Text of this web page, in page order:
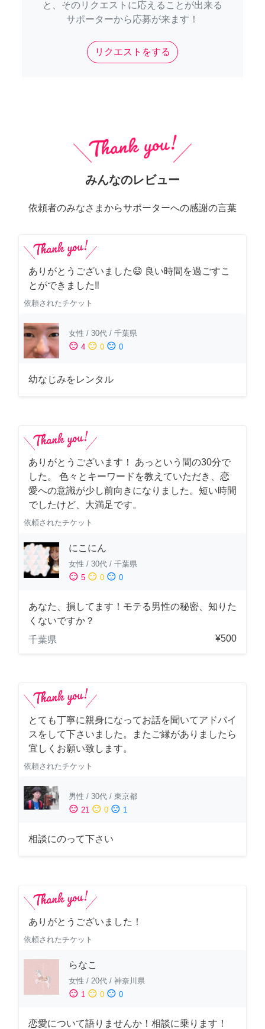
と、そのリクエストに応えることが出来る
サポーターから応募が来ます！
リクエストをする
みんなのレビュー
依頼者のみなさまからサポーターへの感謝の言葉
ありがとうございました😄 良い時間を過ごすこ
とができました‼️
依頼されたチケット
女性 / 30代 / 千葉県
sentiment_satisfied 4 sentiment_neutral 0 sentiment_dissatisfied 0
幼なじみをレンタル
ありがとうございます！ あっという間の30分で
した。 色々とキーワードを教えていただき、恋
愛への意識が少し前向きになりました。短い時間
でしたけど、大満足です。
依頼されたチケット
にこにん
女性 / 30代 / 千葉県
sentiment_satisfied 5 sentiment_neutral 0 sentiment_dissatisfied 0
あなた、損してます！モテる男性の秘密、知りた
くないですか？
千葉県
¥500
とても丁寧に親身になってお話を聞いてアドバイ
スをして下さいました。またご縁がありましたら
宜しくお願い致します。
依頼されたチケット
男性 / 30代 / 東京都
sentiment_satisfied 21 sentiment_neutral 0 sentiment_dissatisfied 1
相談にのって下さい
ありがとうございました！
依頼されたチケット
らなこ
女性 / 20代 / 神奈川県
sentiment_satisfied 1 sentiment_neutral 0 sentiment_dissatisfied 0
恋愛について語りませんか！相談に乗ります！